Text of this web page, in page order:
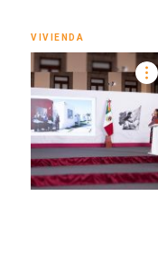
VIVIENDA